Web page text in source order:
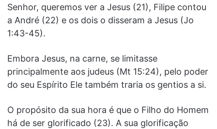
Senhor, queremos ver a Jesus (21), Filipe contou
a André (22) e os dois o disseram a Jesus (Jo
1:43-45).
Embora Jesus, na carne, se limitasse
principalmente aos judeus (Mt 15:24), pelo poder
do seu Espírito Ele também traria os gentios a si.
O propósito da sua hora é que o Filho do Homem
há de ser glorificado (23). A sua glorificação